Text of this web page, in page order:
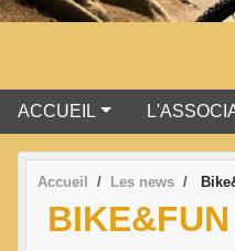
ACCUEIL
Accueil Les news